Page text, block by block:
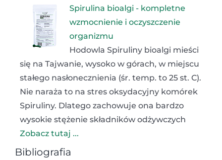
Spirulina bioalgi - kompletne
wzmocnienie i oczyszczenie
organizmu
Hodowla Spiruliny bioalgi mieści
się na Tajwanie, wysoko w górach, w miejscu
stałego nasłonecznienia (śr. temp. to 25 st. C).
Nie naraża to na stres oksydacyjny komórek
Spiruliny. Dlatego zachowuje ona bardzo
wysokie stężenie składników odżywczych
Zobacz tutaj ...
Bibliografia